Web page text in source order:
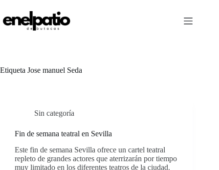
contenido
Etiqueta Jose manuel Seda
Sin categoría
Fin de semana teatral en Sevilla
Este fin de semana Sevilla ofrece un cartel teatral
repleto de grandes actores que aterrizarán por tiempo
muy limitado en los diferentes teatros de la ciudad.